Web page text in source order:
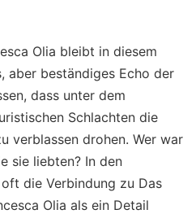
Olia bleibt in diesem
aber beständiges Echo der
dass unter dem
Schlachten die
verblassen drohen. Wer war
sie liebten? In den
die Verbindung zu Das
Olia als ein Detail